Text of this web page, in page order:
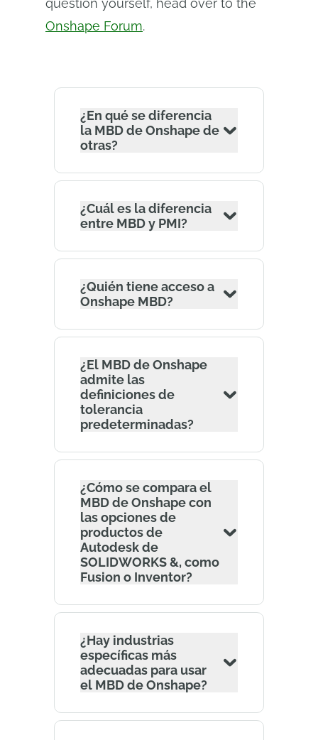
question yourself, head over to the
Onshape Forum.
¿En qué se diferencia
la MBD de Onshape de
otras?
¿Cuál es la diferencia
entre MBD y PMI?
¿Quién tiene acceso a
Onshape MBD?
¿El MBD de Onshape
admite las
definiciones de
tolerancia
predeterminadas?
¿Cómo se compara el
MBD de Onshape con
las opciones de
productos de
Autodesk de
SOLIDWORKS &, como
Fusion o Inventor?
¿Hay industrias
específicas más
adecuadas para usar
el MBD de Onshape?